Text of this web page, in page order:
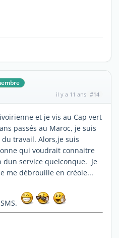
il y a 11 ans #14
et je vis au Cap vert
passés au Maroc, je suis
travail. Alors,je suis
qui voudrait connaitre
service quelconque. Je
me débrouille en créole...